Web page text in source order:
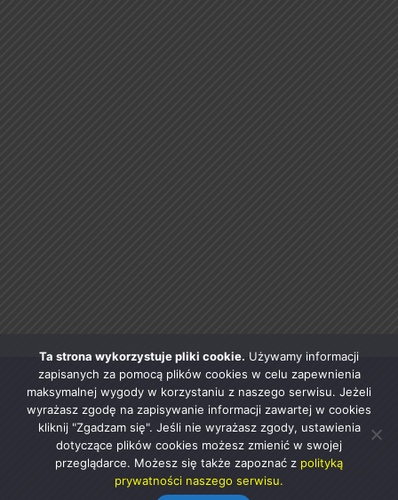
Ta strona wykorzystuje pliki cookie. Używamy informacji
zapisanych za pomocą plików cookies w celu zapewnienia
maksymalnej wygody w korzystaniu z naszego serwisu. Jeżeli
wyrażasz zgodę na zapisywanie informacji zawartej w cookies
kliknij "Zgadzam się". Jeśli nie wyrażasz zgody, ustawienia
dotyczące plików cookies możesz zmienić w swojej
przeglądarce. Możesz się także zapoznać z polityką
prywatności naszego serwisu.